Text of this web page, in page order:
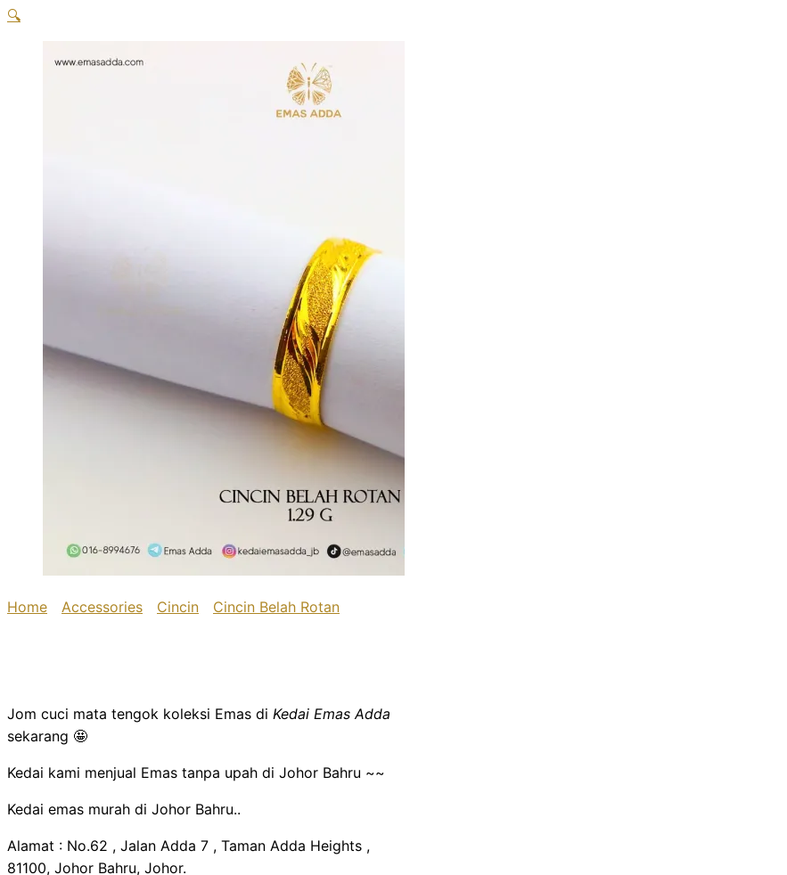
🔍
Home Accessories Cincin Cincin Belah Rotan
Jom cuci mata tengok koleksi Emas di Kedai Emas Adda
sekarang 🤩
Kedai kami menjual Emas tanpa upah di Johor Bahru ~~
Kedai emas murah di Johor Bahru..
Alamat : No.62 , Jalan Adda 7 , Taman Adda Heights ,
81100, Johor Bahru, Johor.